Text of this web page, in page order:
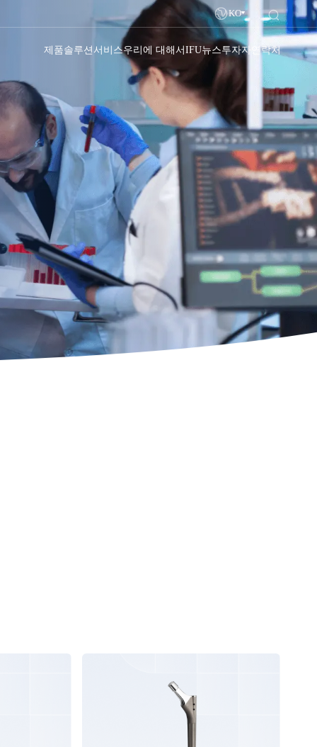
KO
제품솔루션 서비스우리에 대해서IFU뉴스투자자 연락처